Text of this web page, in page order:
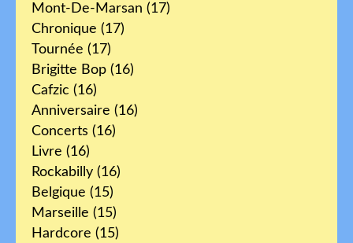
Mont-De-Marsan (17)
Chronique (17)
Tournée (17)
Brigitte Bop (16)
Cafzic (16)
Anniversaire (16)
Concerts (16)
Livre (16)
Rockabilly (16)
Belgique (15)
Marseille (15)
Hardcore (15)